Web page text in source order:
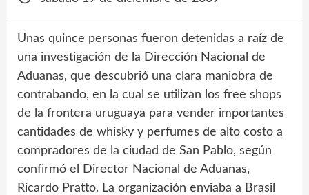
Unas quince personas fueron detenidas a raíz de
una investigación de la Dirección Nacional de
Aduanas, que descubrió una clara maniobra de
contrabando, en la cual se utilizan los free shops
de la frontera uruguaya para vender importantes
cantidades de whisky y perfumes de alto costo a
compradores de la ciudad de San Pablo, según
confirmó el Director Nacional de Aduanas,
Ricardo Pratto. La organización enviaba a Brasil